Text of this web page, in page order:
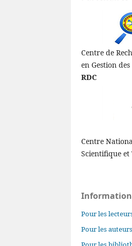
Centre de
en Gestion
RDC
Centre
Scientifique et
Pour les
Pour les auteurs